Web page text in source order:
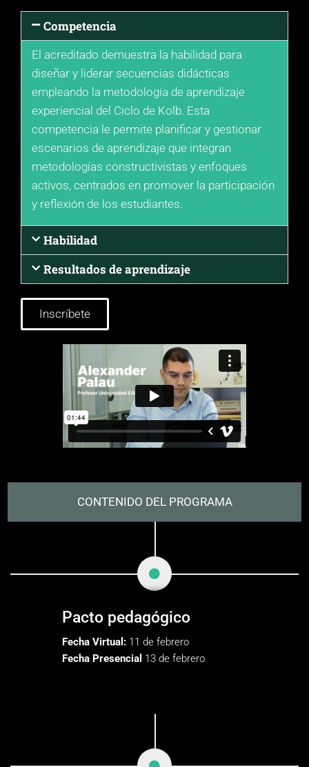
Competencia
El acreditado demuestra la habilidad para
diseñar y liderar secuencias didácticas
empleando la metodología de aprendizaje
experiencial del Ciclo de Kolb. Esta
competencia le permite planificar y gestionar
escenarios de aprendizaje que integran
metodologías constructivistas y enfoques
activos, centrados en promover la participación
y reflexión de los estudiantes.
Habilidad
Resultados de aprendizaje
Inscríbete
CONTENIDO DEL PROGRAMA​
Pacto pedagógico
Fecha Virtual: 11 de febrero
Fecha Presencial 13 de febrero